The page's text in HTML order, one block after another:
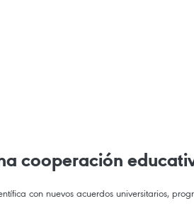
cooperación
con nuevos acuerdos universitarios,